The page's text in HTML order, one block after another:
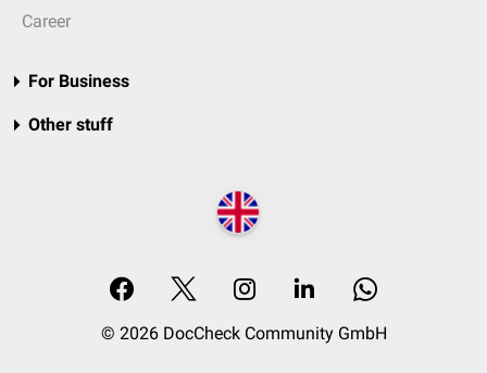
Career
For Business
Other stuff
© 2026 DocCheck Community GmbH